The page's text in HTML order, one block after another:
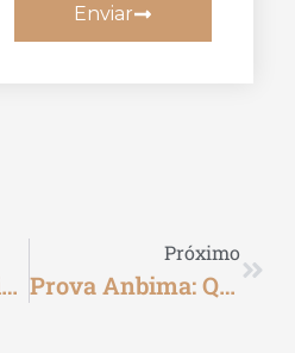
Enviar
Câmara De Liquidação: Como Otimiza As Operações Financeiras
Próximo
Prova Anbima: Qual O Conteúdo Da Prova Para A Certificação CPA 10